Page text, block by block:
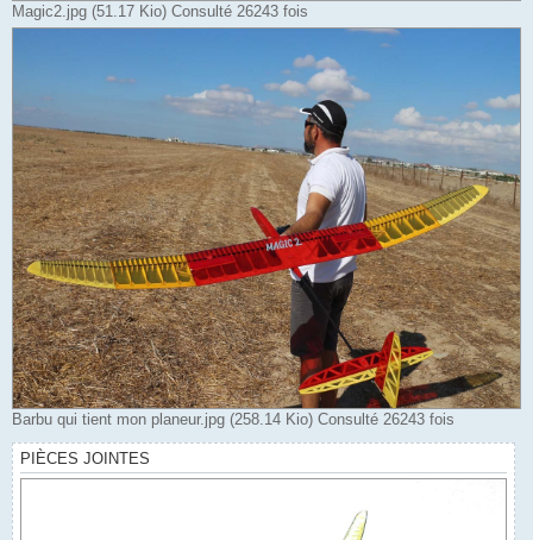
Magic2.jpg (51.17 Kio) Consulté 26243 fois
Barbu qui tient mon planeur.jpg (258.14 Kio) Consulté 26243 fois
PIÈCES JOINTES